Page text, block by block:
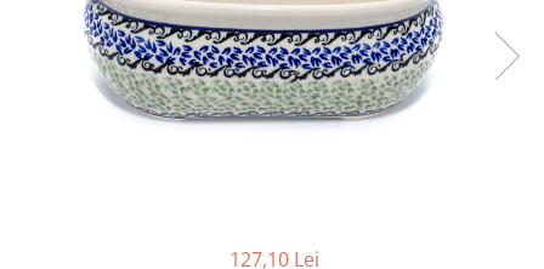
Recipiente depozitare
Colectiile Flowers
Colectia Forget-me-nots
Colectia Basket of Blue
Colectii Artistice
127,10 Lei